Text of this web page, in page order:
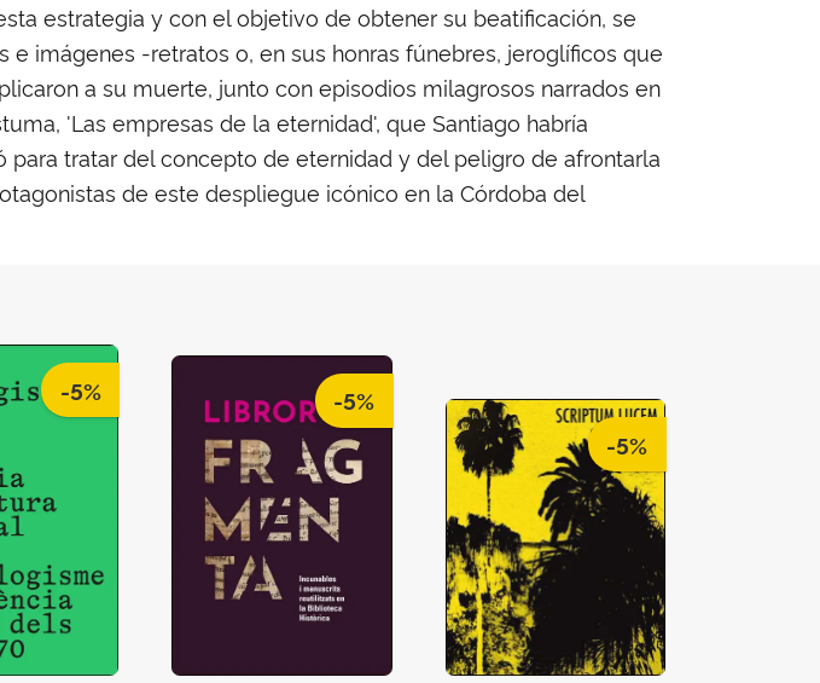
estrategia y con el objetivo de obtener su beatificación, se
imágenes -retratos o, en sus honras fúnebres, jeroglíficos que
a su muerte, junto con episodios milagrosos narrados en
'Las empresas de la eternidad', que Santiago habría
tratar del concepto de eternidad y del peligro de afrontarla
de este despliegue icónico en la Córdoba del
-5% -5%
-5%